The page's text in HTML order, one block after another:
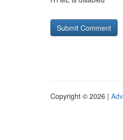
Copyright © 2026 |